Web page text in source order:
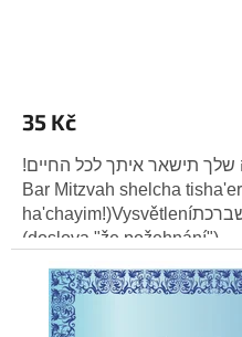
35 Kč
!שברכת בת המצווה שלך תישאר איתך לכל החיים(Shebirkat
Bar Mitzvah shelcha
ha'chayim!)Vysvětleníשברכת (Shebirkat) - "Ať požehnání"
(doslova "že požehnání")....